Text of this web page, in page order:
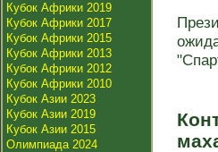
Кубок Африки 2019
Кубок Африки 2017
Кубок Африки 2015
Кубок Африки 2013
Кубок Африки 2012
Кубок Африки 2010
Кубок Азии 2023
Кубок Азии 2019
Кубок Азии 2015
Олимпиада 2024